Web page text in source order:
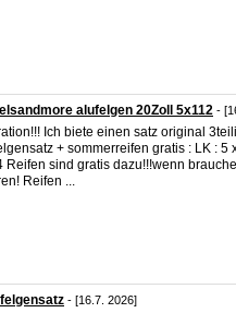
alufelgen 20Zoll 5x112 -
Ich biete einen satz original
+ sommerreifen gratis : LK : 5
Reifen sind gratis dazu!!!wenn
Reifen ...
- [16.7. 2026]